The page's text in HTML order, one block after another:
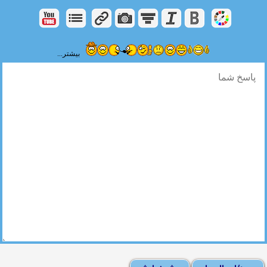
بیشتر...